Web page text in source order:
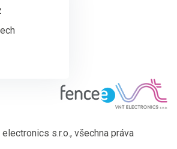
s.r.o., všechna práva